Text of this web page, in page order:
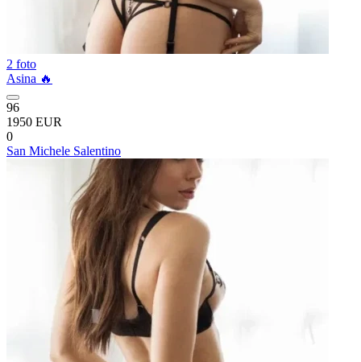
2 foto
Asina 🔥
96
1950 EUR
0
San Michele Salentino